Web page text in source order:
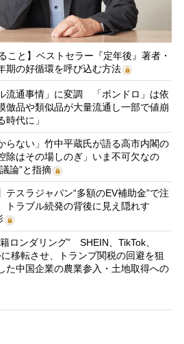
こと】ベストセラー『定年後』著者・
期の好循環を呼び込む方法
流通事情」に変調 「ボンドロ」は依
倣品や類似品が大量流通し一部で値崩
代に」
らない」竹中平蔵氏が語る高市内閣の
はその場しのぎ」いま不可欠なの
論”と指摘
テスラジャパン“多額のEV補助金”で注
ラブル続発の背後に見え隠れす
ロンダリング” SHEIN、TikTok、
移転させ、トランプ関税の回避を狙
中国企業の農業参入・土地取得への